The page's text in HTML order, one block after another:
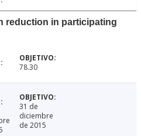
reduction in participating
78.30
31 de
diciembre
de 2015